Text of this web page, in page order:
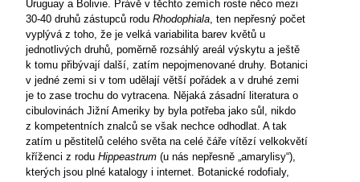
Uruguay a Bolivie. Právě v těchto zemích roste něco mezi
30-40 druhů zástupců rodu Rhodophiala, ten nepřesný počet
vyplývá z toho, že je velká variabilita barev květů u
jednotlivých druhů, poměrně rozsáhlý areál výskytu a ještě
k tomu přibývají další, zatím nepojmenované druhy. Botanici
v jedné zemi si v tom udělají větší pořádek a v druhé zemi
je to zase trochu do vytracena. Nějaká zásadní literatura o
cibulovinách Jižní Ameriky by byla potřeba jako sůl, nikdo
z kompetentních znalců se však nechce odhodlat. A tak
zatím u pěstitelů celého světa na celé čáře vítězí velkokvětí
kříženci z rodu Hippeastrum (u nás nepřesně „amarylisy“),
kterých jsou plné katalogy i internet. Botanické rodofialy,